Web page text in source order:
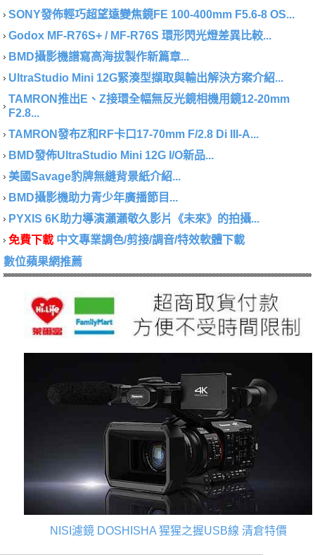
SONY發佈輕巧超望遠變焦鏡FE 100-400mm F5.6-8 OS...
Godox MF-R76S+ / MF-R76S 環形閃光燈差異比較...
BMD攝影機譜寫高海拔製作新篇章...
UltraStudio Mini 12G緊湊型擷取與輸出解決方案介紹...
TAMRON推出E、Z接環全幅無反光鏡相機用鏡12-20mm
F2.8...
TAMRON發布Z和RF卡口17-70mm F/2.8 Di III-A...
BMD發佈UltraStudio Mini 12G I/O新品...
美國Savage豹牌無縫背景紙介紹...
BMD攝影機助力青少年廣播節目...
PYXIS 6K助力導演瀨瀨敬久影片《未來》的拍攝...
免費下載 中文專業調色/剪接/調音/特效軟體下載
數位蘋果網推薦
NISI濾鏡 DOSHISHA 猩猩之握USB線 清倉特價